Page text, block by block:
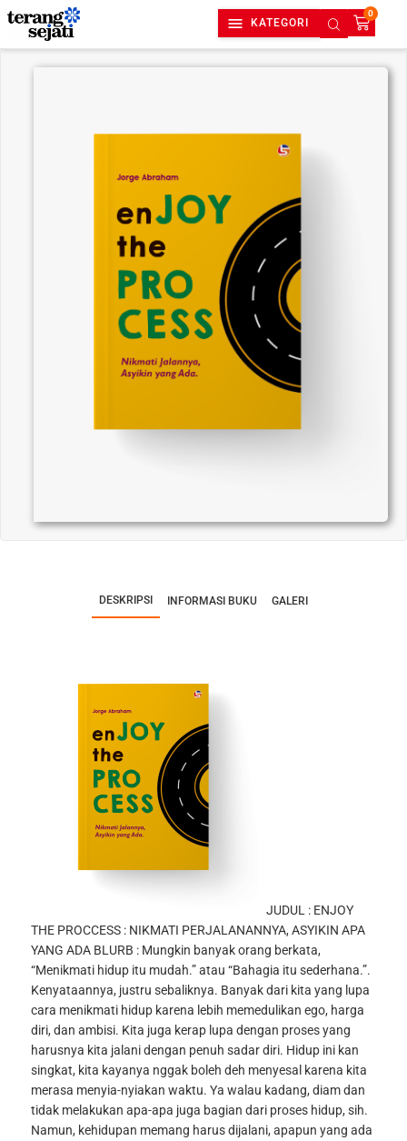
KATEGORI
0
DESKRIPSI INFORMASI BUKU GALERI
JUDUL : ENJOY
THE PROCCESS : NIKMATI PERJALANANNYA, ASYIKIN APA
YANG ADA BLURB : Mungkin banyak orang berkata,
“Menikmati hidup itu mudah.” atau “Bahagia itu sederhana.”.
Kenyataannya, justru sebaliknya. Banyak dari kita yang lupa
cara menikmati hidup karena lebih memedulikan ego, harga
diri, dan ambisi. Kita juga kerap lupa dengan proses yang
harusnya kita jalani dengan penuh sadar diri. Hidup ini kan
singkat, kita kayanya nggak boleh deh menyesal karena kita
merasa menyia-nyiakan waktu. Ya walau kadang, diam dan
tidak melakukan apa-apa juga bagian dari proses hidup, sih.
Namun, kehidupan memang harus dijalani, apapun yang ada